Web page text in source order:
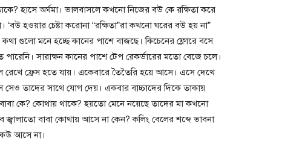
হাসে অর্ঘমা। ভালবাসলে কখনো নিজের বউ কে রক্ষিতা করে
হওয়ার চেষ্টা করোনা “রক্ষিতা”রা কখনো ঘরের বউ হয় না”
গুলো মনে হচ্ছে কানের পাশে বাজছে। কিচেনের ফ্লোরে বসে
সারাক্ষন কানের পাশে টেপ রেকর্ডারের মতো বেজে চলে।
রেখে ফ্রেস হতে যায়। একেবারে তৈতৈরি হয়ে আসে। এসে দেখে
তাদের সাথে যোগ দেয়। একবার বাচ্চাদের দিকে তাকায়
কে? কোথায় থাকে? হয়তো মেনে নয়েছে তাদের মা কখনো
বাবা কোথায় আসে না কেন? কলিং বেলের শব্দে ভাবনা
আসে না।